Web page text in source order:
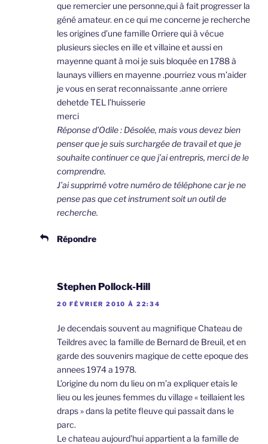
que remercier une personne,qui à fait progresser la
géné amateur. en ce qui me concerne je recherche
les origines d’une famille Orriere qui à vécue
plusieurs siecles en ille et villaine et aussi en
mayenne quant à moi je suis bloquée en 1788 à
launays villiers en mayenne .pourriez vous m’aider
je vous en serat reconnaissante .anne orriere
dehetde TEL l’huisserie
merci
Réponse d’Odile : Désolée, mais vous devez bien
penser que je suis surchargée de travail et que je
souhaite continuer ce que j’ai entrepris, merci de le
comprendre.
J’ai supprimé votre numéro de téléphone car je ne
pense pas que cet instrument soit un outil de
recherche.
Répondre
Stephen Pollock-Hill
20 FÉVRIER 2010 À 22:34
Je decendais souvent au magnifique Chateau de
Teildres avec la famille de Bernard de Breuil, et en
garde des souvenirs magique de cette epoque des
annees 1974 a 1978.
L’origine du nom du lieu on m’a expliquer etais le
lieu ou les jeunes femmes du village « teillaient les
draps » dans la petite fleuve qui passait dans le
parc.
Le chateau aujourd’hui appartient a la famille de